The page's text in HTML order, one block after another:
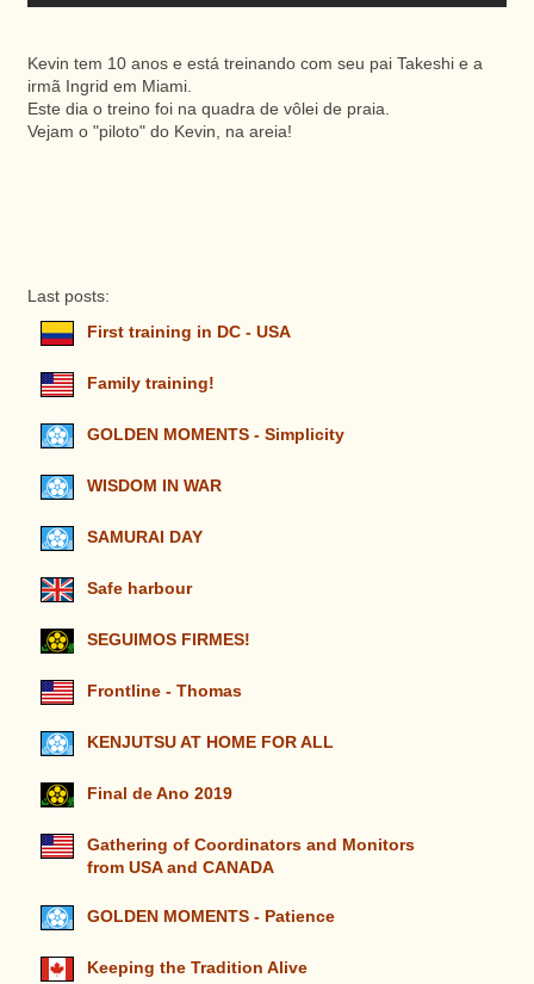
Kevin tem 10 anos e está treinando com seu pai Takeshi e a
irmã Ingrid em Miami.
Este dia o treino foi na quadra de vôlei de praia.
Vejam o "piloto" do Kevin, na areia!
Last posts:
First training in DC - USA
Family training!
GOLDEN MOMENTS - Simplicity
WISDOM IN WAR
SAMURAI DAY
Safe harbour
SEGUIMOS FIRMES!
Frontline - Thomas
KENJUTSU AT HOME FOR ALL
Final de Ano 2019
Gathering of Coordinators and Monitors
from USA and CANADA
GOLDEN MOMENTS - Patience
Keeping the Tradition Alive